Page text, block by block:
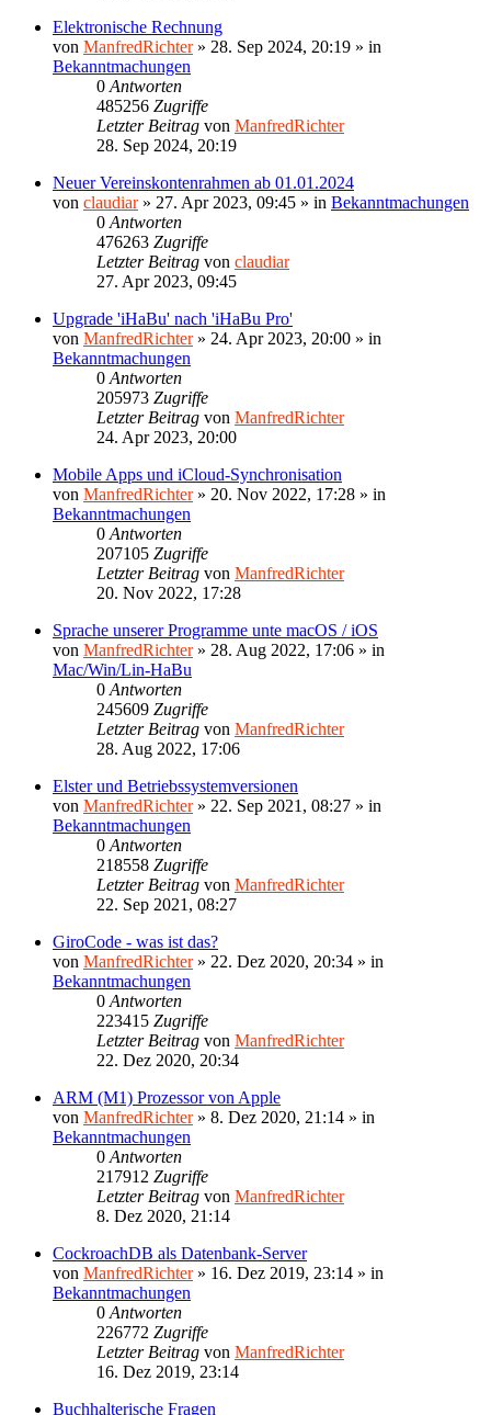
Elektronische Rechnung
von ManfredRichter» 28. Sep 2024, 20:19 » in
Bekanntmachungen
0 Antworten
485256 Zugriffe
Letzter Beitrag von ManfredRichter
28. Sep 2024, 20:19
Neuer Vereinskontenrahmen ab 01.01.2024
von claudiar» 27. Apr 2023, 09:45 » in Bekanntmachungen
0 Antworten
476263 Zugriffe
Letzter Beitrag von claudiar
27. Apr 2023, 09:45
Upgrade 'iHaBu' nach 'iHaBu Pro'
von ManfredRichter» 24. Apr 2023, 20:00 » in
Bekanntmachungen
0 Antworten
205973 Zugriffe
Letzter Beitrag von ManfredRichter
24. Apr 2023, 20:00
Mobile Apps und iCloud-Synchronisation
von ManfredRichter» 20. Nov 2022, 17:28 » in
Bekanntmachungen
0 Antworten
207105 Zugriffe
Letzter Beitrag von ManfredRichter
20. Nov 2022, 17:28
Sprache unserer Programme unte macOS / iOS
von ManfredRichter» 28. Aug 2022, 17:06 » in
Mac/Win/Lin-HaBu
0 Antworten
245609 Zugriffe
Letzter Beitrag von ManfredRichter
28. Aug 2022, 17:06
Elster und Betriebssystemversionen
von ManfredRichter» 22. Sep 2021, 08:27 » in
Bekanntmachungen
0 Antworten
218558 Zugriffe
Letzter Beitrag von ManfredRichter
22. Sep 2021, 08:27
GiroCode - was ist das?
von ManfredRichter» 22. Dez 2020, 20:34 » in
Bekanntmachungen
0 Antworten
223415 Zugriffe
Letzter Beitrag von ManfredRichter
22. Dez 2020, 20:34
ARM (M1) Prozessor von Apple
von ManfredRichter» 8. Dez 2020, 21:14 » in
Bekanntmachungen
0 Antworten
217912 Zugriffe
Letzter Beitrag von ManfredRichter
8. Dez 2020, 21:14
CockroachDB als Datenbank-Server
von ManfredRichter» 16. Dez 2019, 23:14 » in
Bekanntmachungen
0 Antworten
226772 Zugriffe
Letzter Beitrag von ManfredRichter
16. Dez 2019, 23:14
Buchhalterische Fragen